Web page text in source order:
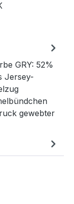
GRY: 52%
Jersey-
gewebter